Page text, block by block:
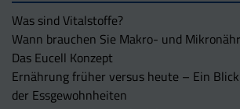
Was sind Vitalstoffe?
Wann brauchen Sie Makro- und
Das Eucell Konzept
Ernährung früher versus heute – Ein
der Essgewohnheiten